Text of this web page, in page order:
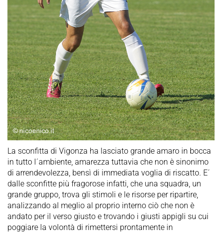
La sconfitta di Vigonza ha lasciato grande amaro in bocca
in tutto l´ambiente, amarezza tuttavia che non è sinonimo
di arrendevolezza, bensì di immediata voglia di riscatto. E´
dalle sconfitte più fragorose infatti, che una squadra, un
grande gruppo, trova gli stimoli e le risorse per ripartire,
analizzando al meglio al proprio interno ciò che non è
andato per il verso giusto e trovando i giusti appigli su cui
poggiare la volontà di rimettersi prontamente in